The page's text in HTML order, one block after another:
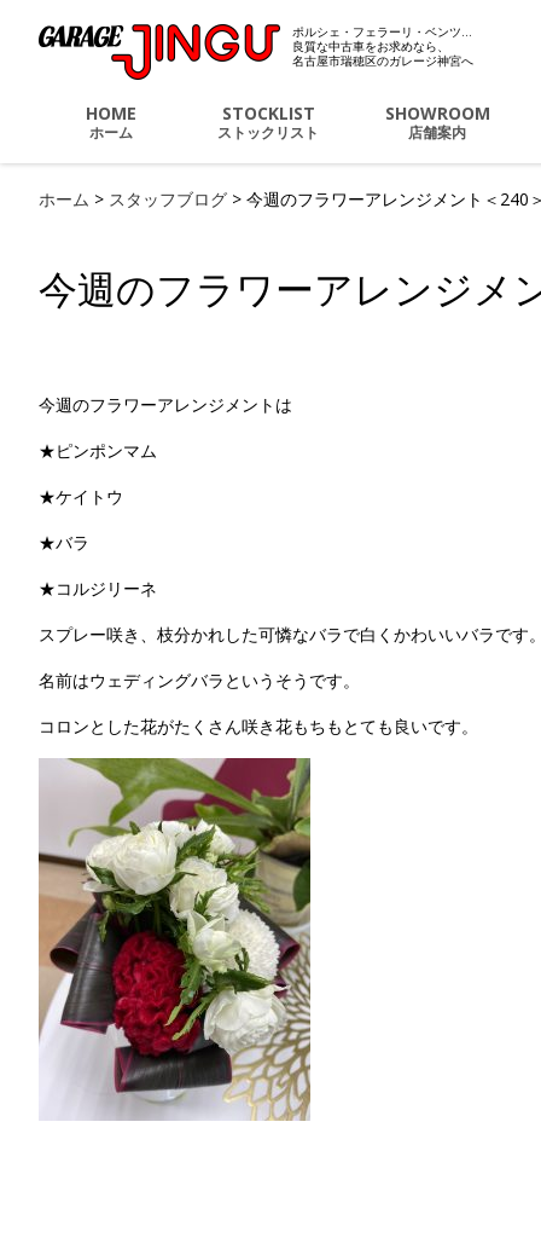
ポルシェ・フェラーリ
ポルシェ・フェラーリ・ベンツ…
良質な中古車をお求めなら、
名古屋市瑞穂区のガレージ神宮へ
HOME
ホーム
STOCKLIST
ストックリスト
SHOWROOM
店舗案内
ホーム > スタッフブログ > 今週のフラワーアレンジメント＜240
今週のフラワーアレンジメ
今週のフラワーアレンジメントは
★ピンポンマム
★ケイトウ
★バラ
★コルジリーネ
スプレー咲き、枝分かれした可憐なバラで白くかわいいバラです
名前はウェディングバラというそうです。
コロンとした花がたくさん咲き花もちもとても良いです。